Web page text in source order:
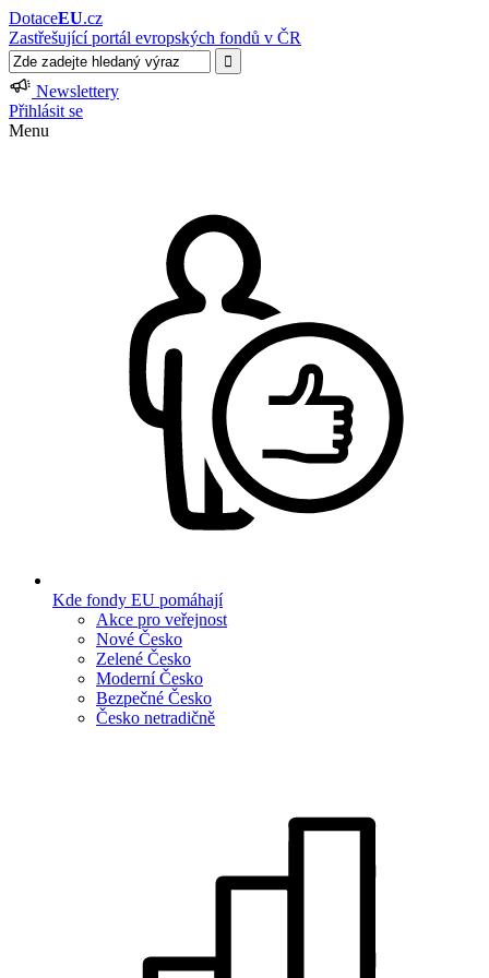
DotaceEU.cz
Zastřešující portál evropských fondů v ČR
Newslettery
Přihlásit se
Menu
Kde fondy EU pomáhají
Akce pro veřejnost
Nové Česko
Zelené Česko
Moderní Česko
Bezpečné Česko
Česko netradičně